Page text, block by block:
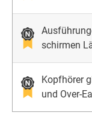
schirmen
Kopfhörer
und Over-